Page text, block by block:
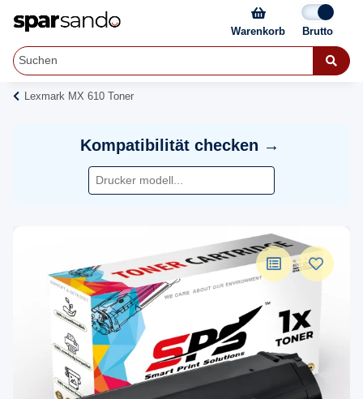
Warenkorb
Lexmark MX 610 Toner
Kompatibilität checken →